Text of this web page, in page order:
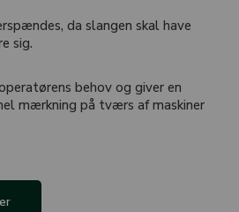
Go To Shopda slangen skal have
sig.
behov og giver en
mærkning på tværs af maskiner